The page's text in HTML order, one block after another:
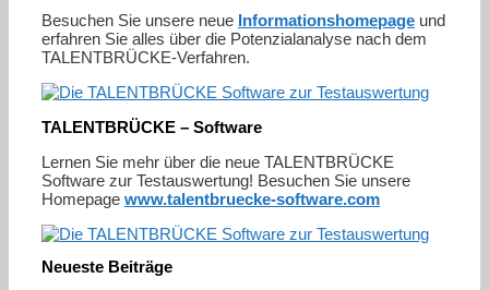
Besuchen Sie unsere neue Informationshomepage und
erfahren Sie alles über die Potenzialanalyse nach dem
TALENTBRÜCKE-Verfahren.
TALENTBRÜCKE – Software
Lernen Sie mehr über die neue TALENTBRÜCKE
Software zur Testauswertung! Besuchen Sie unsere
Homepage www.talentbruecke-software.com
Neueste Beiträge